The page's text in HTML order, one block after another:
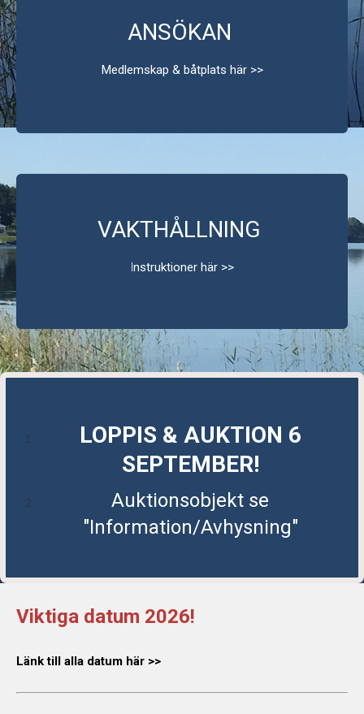
ANSÖKAN
Medlemskap & båtplats här >>
VAKTHÅLLNING
Instruktioner här >>
LOPPIS & AUKTION 6
SEPTEMBER!
Auktionsobjekt se
"Information/Avhysning"
Viktiga datum 2026!
Länk till alla datum här >>